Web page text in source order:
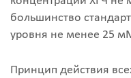
большинство
уровня не менее 25
Принцип действия